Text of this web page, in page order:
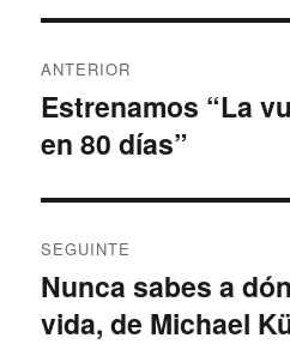
de
entradas
ANTERIOR
Artigo
anterior:
Estrenamos “La
en 80 días”
SEGUINTE
Artigo
Seguinte:
Nunca sabes a
vida, de Michael